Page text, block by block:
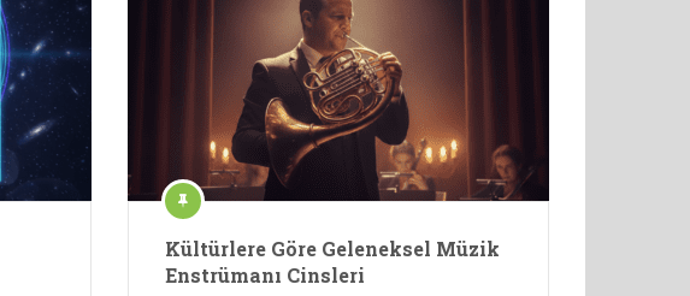
Kültürlere Göre Geleneksel Müzik
Enstrümanı Cinsleri